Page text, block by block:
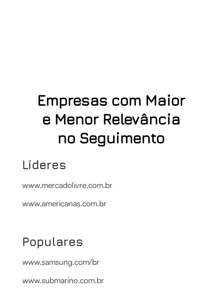
Empresas com Maior
e Menor Relevância
no Seguimento
Líderes
www.mercadolivre.com.br
www.americanas.com.br
Populares
www.samsung.com/br
www.submarino.com.br